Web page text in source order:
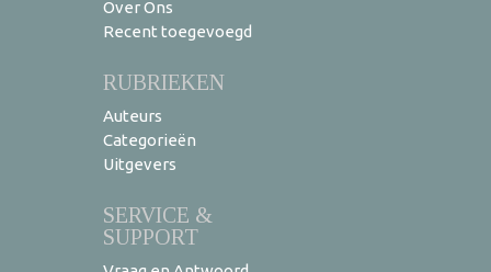
Over Ons
Recent toegevoegd
RUBRIEKEN
Auteurs
Categorieën
Uitgevers
SERVICE &
SUPPORT